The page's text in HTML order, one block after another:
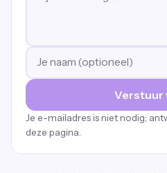
Verstuur
Je e-mailadres is niet nodig;
deze pagina.